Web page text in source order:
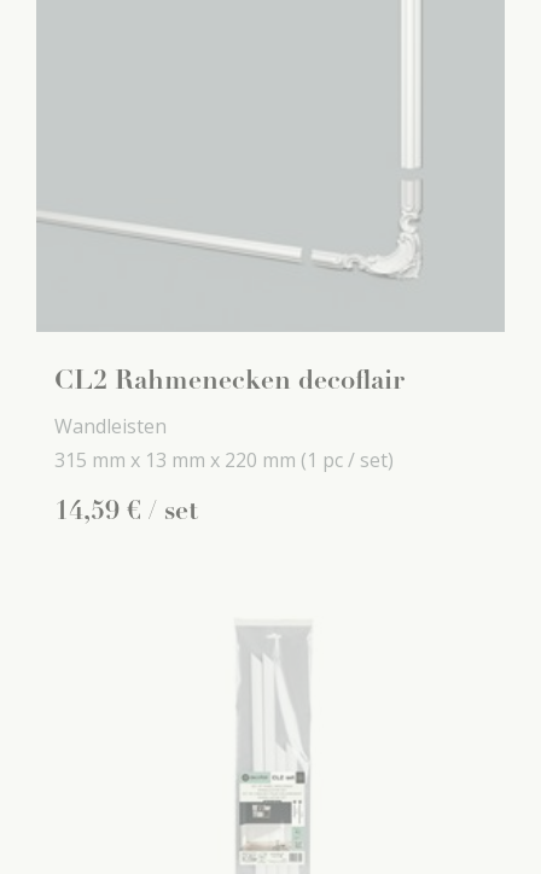
CL2 Rahmenecken decoflair
Wandleisten
315 mm x 13 mm x 220 mm (1 pc / set)
14,59 € / set